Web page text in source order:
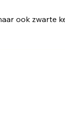
ook zwarte